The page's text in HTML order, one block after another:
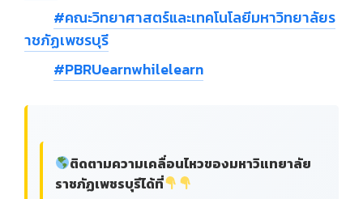
#คณะวิทยาศาสตร์และเทคโนโลยีมหาวิทยาลัยร
าชภัฏเพชรบุรี
#PBRUearnwhilelearn
ติดตามความเคลื่อนไหวของมหาวิแทยาลัย
ราชภัฏเพชรบุรีได้ที่